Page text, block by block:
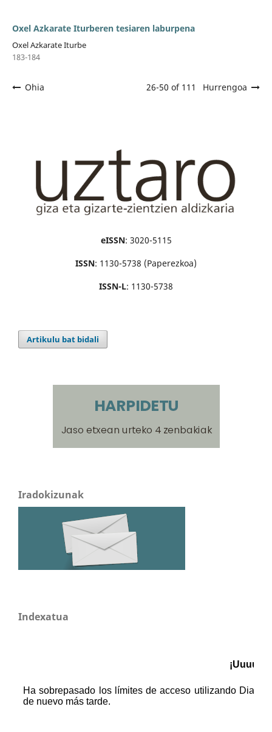
Oxel Azkarate Iturberen tesiaren laburpena
Oxel Azkarate Iturbe
183-184
Ohia 26-50 of 111 Hurrengoa
eISSN: 3020-5115
ISSN: 1130-5738 (Paperezkoa)
ISSN-L: 1130-5738
Artikulu bat bidali
Iradokizunak
Indexatua